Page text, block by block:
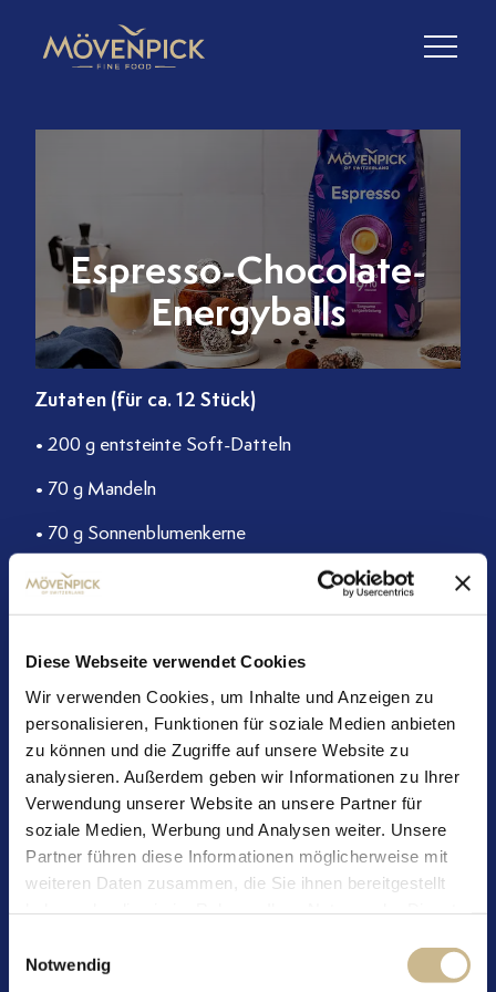
Diese Webseite verwendet Cookies
Wir verwenden Cookies, um Inhalte und Anzeigen zu
personalisieren, Funktionen für soziale Medien anbieten
zu können und die Zugriffe auf unsere Website zu
analysieren. Außerdem geben wir Informationen zu Ihrer
Verwendung unserer Website an unsere Partner für
soziale Medien, Werbung und Analysen weiter. Unsere
Partner führen diese Informationen möglicherweise mit
weiteren Daten zusammen, die Sie ihnen bereitgestellt
Notwendig
Espresso-Chocolate-
Energyballs
Zutaten (für ca. 12 Stück)
• 200 g entsteinte Soft-Datteln
• 70 g Mandeln
• 70 g Sonnenblumenkerne
• 30 g Kakaopulver
• 2 EL frisch gebrühter Bohnenkaffee Barista Espresso
• 1 TL Zimt
• 1 Prise Salz
• 2 Tropfen Vanillearoma
• 2 EL Chiasamen
Zum Wälzen (nach Belieben)
• Kakaonibs
• Kakaopulver